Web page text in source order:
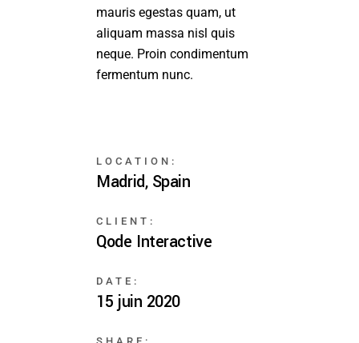
mauris egestas quam, ut
aliquam massa nisl quis
neque. Proin condimentum
fermentum nunc.
LOCATION:
Madrid, Spain
CLIENT:
Qode Interactive
DATE:
15 juin 2020